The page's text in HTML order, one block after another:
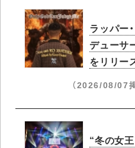
ラッパー
デューサ
をリリー
（2026/08/07
“冬の女